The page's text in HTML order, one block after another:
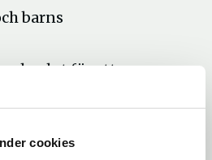
cookies
barns
beslut för att
och